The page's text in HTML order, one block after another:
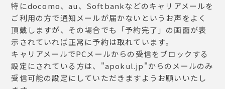
特にdocomo、au、Softbankなどのキャリアメールを
ご利用の方で通知メールが届かないというお声をよく
頂戴しますが、その場合でも「予約完了」の画面が表
示されていれば正常に予約は取れています。
キャリアメールでPCメールからの受信をブロックする
設定にされている方は、"apokul.jp"からのメールのみ
受信可能の設定にしていただきますようお願いいたし